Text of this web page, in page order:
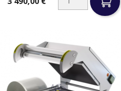
Prix